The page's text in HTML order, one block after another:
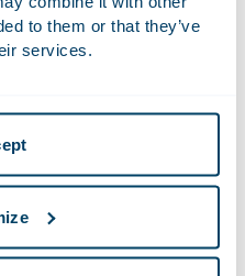
to them or that they’ve
services.
markttoetreders
tegen opgetreden worden
parallelimport te
prijzen.
spaarmarkt
volgens de ACM slecht
lage overstapbereidheid